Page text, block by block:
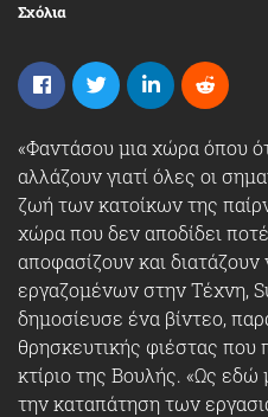
Σχόλια
«Φαντάσου μια χώρα όπου
αλλάζουν γιατί όλες οι
ζωή των κατοίκων της
χώρα που δεν αποδίδει
αποφασίζουν και
εργαζομένων στην Τέχνη,
δημοσίευσε ένα βίντεο,
θρησκευτικής φιέστας
κτίριο της Βουλής. «Ως
την καταπάτηση των